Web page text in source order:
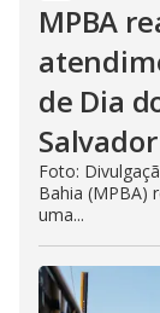
MPBA
de Dia
Salvador
Foto:
Bahia (MPBA)
uma...